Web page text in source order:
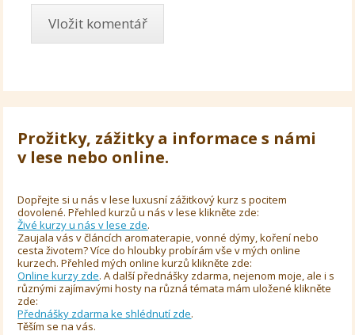
Prožitky, zážitky a informace s námi
v lese nebo online.
Dopřejte si u nás v lese luxusní zážitkový kurz s pocitem
dovolené. Přehled kurzů u nás v lese klikněte zde:
Živé kurzy u nás v lese zde.
Zaujala vás v článcích aromaterapie, vonné dýmy, koření nebo
cesta životem? Více do hloubky probírám vše v mých online
kurzech. Přehled mých online kurzů klikněte zde:
Online kurzy zde. A další přednášky zdarma, nejenom moje, ale i s
různými zajímavými hosty na různá témata mám uložené klikněte
zde:
Přednášky zdarma ke shlédnutí zde.
Těším se na vás.